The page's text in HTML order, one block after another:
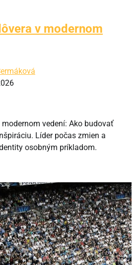
v modernom
vedení: Ako budovať
Líder počas zmien a
osobným príkladom.